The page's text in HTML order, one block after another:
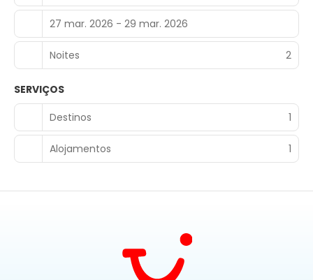
27 mar. 2026 - 29 mar. 2026
Noites 2
SERVIÇOS
Destinos
1
Alojamentos 1